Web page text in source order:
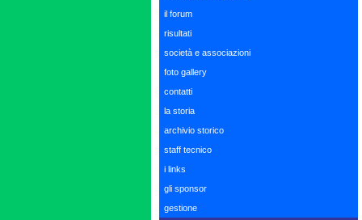
il forum
risultati
società e associazioni
foto gallery
contatti
la storia
archivio storico
staff tecnico
i links
gli sponsor
gestione